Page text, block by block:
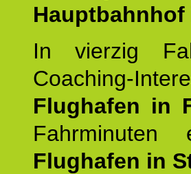
In vierzig
Coaching-
Flughafen in
Flughafen in